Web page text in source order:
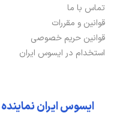
تماس با ما
قوانین و مقررات
قوانین حریم خصوصی
استخدام در ایسوس ایران
ایسوس ایران